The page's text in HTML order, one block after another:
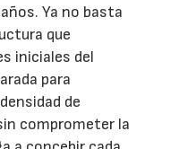
Ya no basta
que
iniciales del
para
de
comprometer la